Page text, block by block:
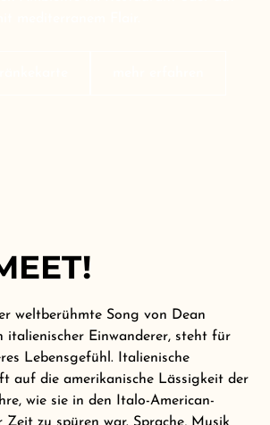
weltberühmte Song von Dean
italienischer Einwanderer, steht für
Lebensgefühl. Italienische
auf die amerikanische Lässigkeit der
wie sie in den Italo-American-